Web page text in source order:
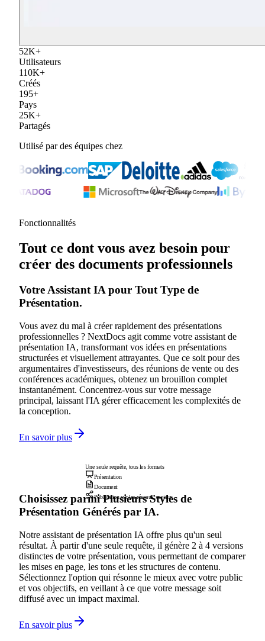
52K+
Utilisateurs
110K+
Créés
195+
Pays
25K+
Partagés
Utilisé par des équipes chez
Fonctionnalités
Tout ce dont vous avez besoin pour
créer des documents professionnels
Votre Assistant IA pour Tout Type de
Présentation.
Vous avez du mal à créer rapidement des présentations
professionnelles ? NextDocs agit comme votre assistant de
présentation IA, transformant vos idées en présentations
structurées et visuellement attrayantes. Que ce soit pour des
argumentaires d'investisseurs, des réunions de vente ou des
conférences académiques, obtenez un brouillon complet
instantanément. Concentrez-vous sur votre message
principal, laissant l'IA gérer efficacement les complexités de
la conception.
En savoir plus
Une seule requête, tous les formats
Présentation
Document
Publication sur les réseaux sociaux
Choisissez parmi Plusieurs Styles de
Présentation Générés par IA.
Notre assistant de présentation IA offre plus qu'un seul
résultat. À partir d'une seule requête, il génère 2 à 4 versions
distinctes de votre présentation, vous permettant de comparer
les mises en page, les tons et les structures de contenu.
Sélectionnez l'option qui résonne le mieux avec votre public
et vos objectifs, en veillant à ce que votre message soit
diffusé avec un impact maximal.
En savoir plus